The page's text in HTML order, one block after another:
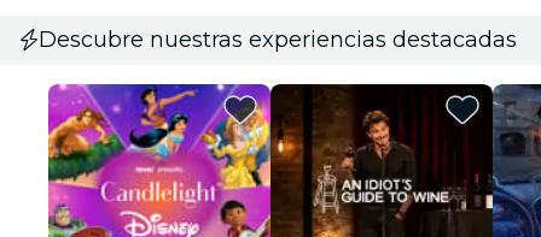
Descubre nuestras experiencias destacadas